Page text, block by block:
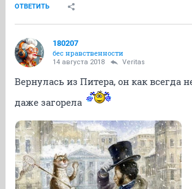
ОТВЕТИТЬ
180207
бес нравственности
14 августа 2018 Veritas
Вернулась из Питера, он как всегда
даже загорела